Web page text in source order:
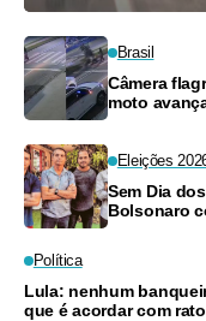
Brasil
Câmera
moto
Eleições
Sem Dia
Bolsonaro
Política
Lula: nenhum
que é acordar com